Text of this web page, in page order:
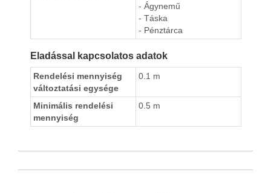
- Ágynemű
- Táska
- Pénztárca
Eladással kapcsolatos adatok
Rendelési mennyiség
változtatási egysége
0.1 m
Minimális rendelési
mennyiség
0.5 m